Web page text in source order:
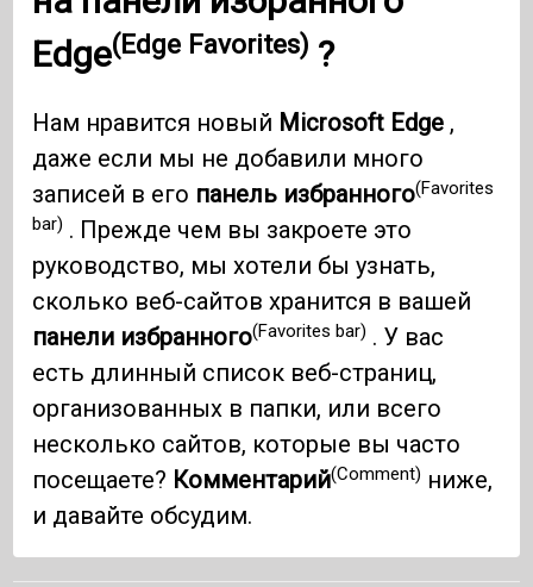
Edge(Edge Favorites) ?
Нам нравится новый Microsoft Edge ,
даже если мы не добавили много
записей в его панель избранного(Favorites
bar) . Прежде чем вы закроете это
руководство, мы хотели бы узнать,
сколько веб-сайтов хранится в вашей
панели избранного(Favorites bar) . У вас
есть длинный список веб-страниц,
организованных в папки, или всего
несколько сайтов, которые вы часто
посещаете? Комментарий(Comment) ниже,
и давайте обсудим.